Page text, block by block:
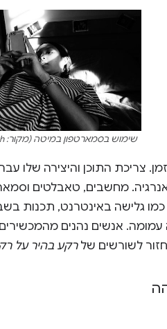
שימוש בסמארטפון במיטה (מקור: Unsplash)
מחשבים, טאבלטים
גלישה באינטרנט, תכנות
אנשים נהנים
לשורשים שלרקע בהיר על